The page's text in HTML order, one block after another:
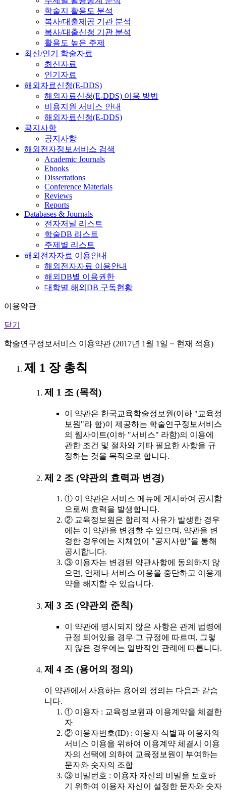
학술지 활용도 분석
복사/대출제공 기관 분석
복사/대출신청 기관 분석
활용도 높은 주제
최신/인기 학술자료
최신자료
인기자료
해외자료신청(E-DDS)
해외자료신청(E-DDS) 이용 방법
비용지원 서비스 안내
해외자료신청(E-DDS)
공지사항
공지사항
해외전자정보서비스 검색
Academic Journals
Ebooks
Dissertations
Conference Materials
Reviews
Reports
Databases & Journals
전자저널 리스트
학술DB 리스트
주제별 리스트
해외전자자료 이용안내
해외전자자료 이용안내
해외DB별 이용권한
대학별 해외DB 구독현황
이용약관
닫기
학술연구정보서비스 이용약관 (2017년 1월 1일 ~ 현재 적용)
제 1 장 총칙
제 1 조 (목적)
이 약관은 한국교육학술정보원(이하 "교육정
보원"라 함)이 제공하는 학술연구정보서비스
의 웹사이트(이하 "서비스" 라함)의 이용에
관한 조건 및 절차와 기타 필요한 사항을 규
정하는 것을 목적으로 합니다.
제 2 조 (약관의 효력과 변경)
① 이 약관은 서비스 메뉴에 게시하여 공시함
으로써 효력을 발생합니다.
② 교육정보원은 합리적 사유가 발생한 경우
에는 이 약관을 변경할 수 있으며, 약관을 변
경한 경우에는 지체없이 "공지사항"을 통해
공시합니다.
③ 이용자는 변경된 약관사항에 동의하지 않
으면, 언제나 서비스 이용을 중단하고 이용계
약을 해지할 수 있습니다.
제 3 조 (약관외 준칙)
이 약관에 명시되지 않은 사항은 관계 법령에
규정 되어있을 경우 그 규정에 따르며, 그렇
지 않은 경우에는 일반적인 관례에 따릅니다.
제 4 조 (용어의 정의)
이 약관에서 사용하는 용어의 정의는 다음과 같습
니다.
① 이용자 : 교육정보원과 이용계약을 체결한
자
② 이용자번호(ID) : 이용자 식별과 이용자의
서비스 이용을 위하여 이용계약 체결시 이용
자의 선택에 의하여 교육정보원이 부여하는
문자와 숫자의 조합
③ 비밀번호 : 이용자 자신의 비밀을 보호하
기 위하여 이용자 자신이 설정한 문자와 숫자